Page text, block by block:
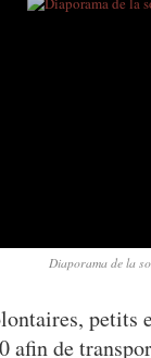
Diaporama de la
petits
afin de